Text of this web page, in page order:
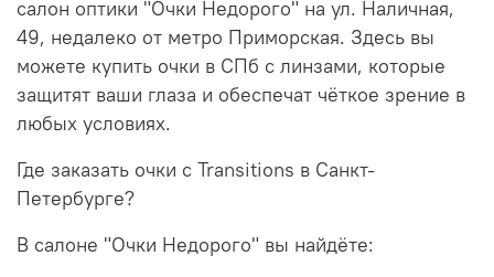
салон оптики "Очки Недорого" на ул. Наличная,
49, недалеко от метро Приморская. Здесь вы
можете купить очки в СПб с линзами, которые
защитят ваши глаза и обеспечат чёткое зрение в
любых условиях.
Где заказать очки с Transitions в Санкт-
Петербурге?
В салоне "Очки Недорого" вы найдёте: